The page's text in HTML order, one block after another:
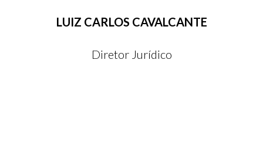
LUIZ CARLOS CAVALCANTE
Diretor Jurídico